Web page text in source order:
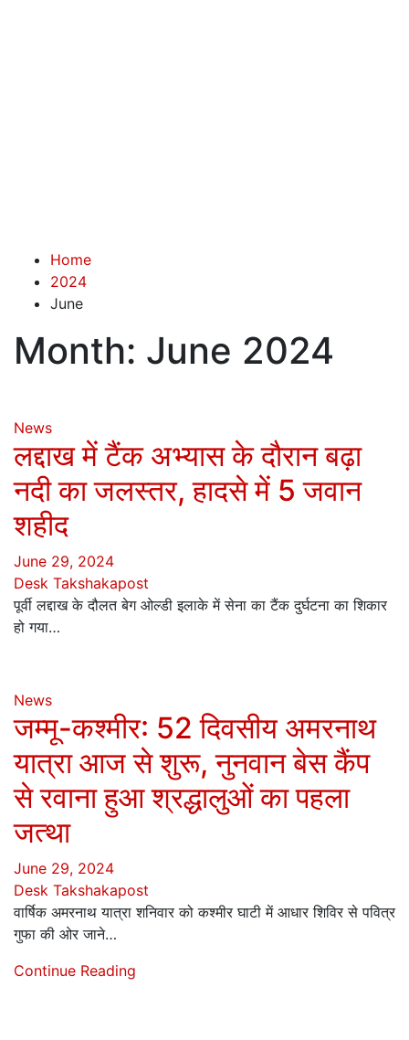
Home
2024
June
Month: June 2024
News
लद्दाख में टैंक अभ्यास के दौरान बढ़ा
नदी का जलस्तर, हादसे में 5 जवान
शहीद
June 29, 2024
Desk Takshakapost
पूर्वी लद्दाख के दौलत बेग ओल्डी इलाके में सेना का टैंक दुर्घटना का शिकार
हो गया…
News
जम्मू-कश्मीर: 52 दिवसीय अमरनाथ
यात्रा आज से शुरू, नुनवान बेस कैंप
से रवाना हुआ श्रद्धालुओं का पहला
जत्था
June 29, 2024
Desk Takshakapost
वार्षिक अमरनाथ यात्रा शनिवार को कश्मीर घाटी में आधार शिविर से पवित्र
गुफा की ओर जाने…
Continue Reading